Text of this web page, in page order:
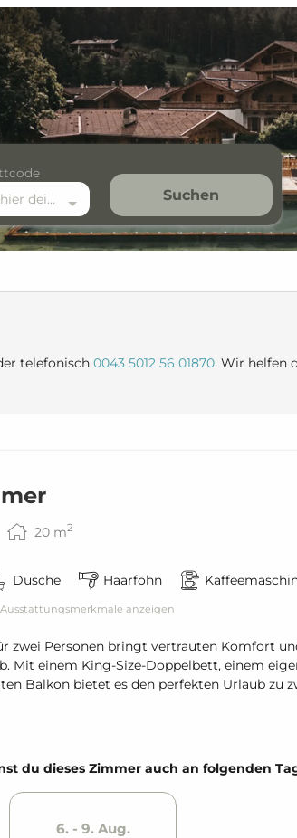
Gib hier deinen Rabattcode ein Suchen
telefonisch 0043 5012 56 01870. Wir helfen
20 m2
Dusche Haarföhn
anzeigen
zwei Personen bringt vertrauten Komfort
Mit einem King-Size-Doppelbett, einem
Balkon bietet es den perfekten Urlaub zu
du dieses Zimmer auch an folgenden
6. - 9. Aug.